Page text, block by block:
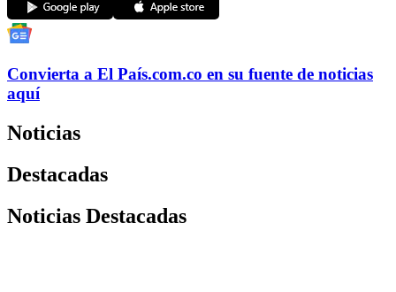
Convierta a El País.com.co en su fuente de noticias
aquí
Noticias
Destacadas
Noticias Destacadas